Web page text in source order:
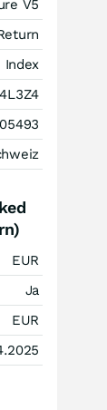
V5
Index
EUR
Ja
EUR